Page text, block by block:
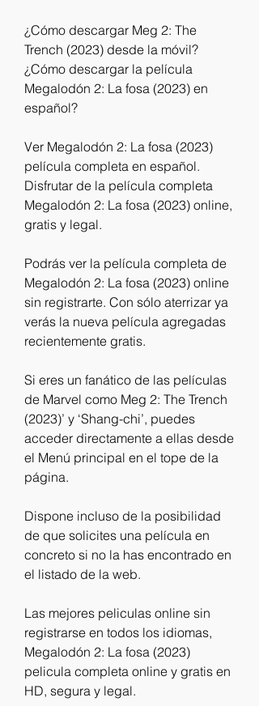
¿Cómo descargar Meg 2: The
Trench (2023) desde la móvil?
¿Cómo descargar la película
Megalodón 2: La fosa (2023) en
español?
Ver Megalodón 2: La fosa (2023)
película completa en español.
Disfrutar de la película completa
Megalodón 2: La fosa (2023) online,
gratis y legal.
Podrás ver la película completa de
Megalodón 2: La fosa (2023) online
sin registrarte. Con sólo aterrizar ya
verás la nueva película agregadas
recientemente gratis.
Si eres un fanático de las películas
de Marvel como Meg 2: The Trench
(2023)’ y ‘Shang-chi’, puedes
acceder directamente a ellas desde
el Menú principal en el tope de la
página.
Dispone incluso de la posibilidad
de que solicites una película en
concreto si no la has encontrado en
el listado de la web.
Las mejores peliculas online sin
registrarse en todos los idiomas,
Megalodón 2: La fosa (2023)
pelicula completa online y gratis en
HD, segura y legal.